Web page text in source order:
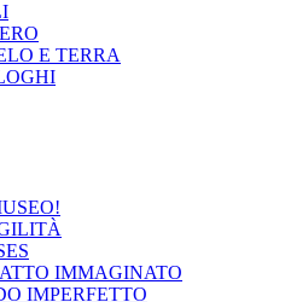
E TERRA
IMMAGINATO
IMPERFETTO